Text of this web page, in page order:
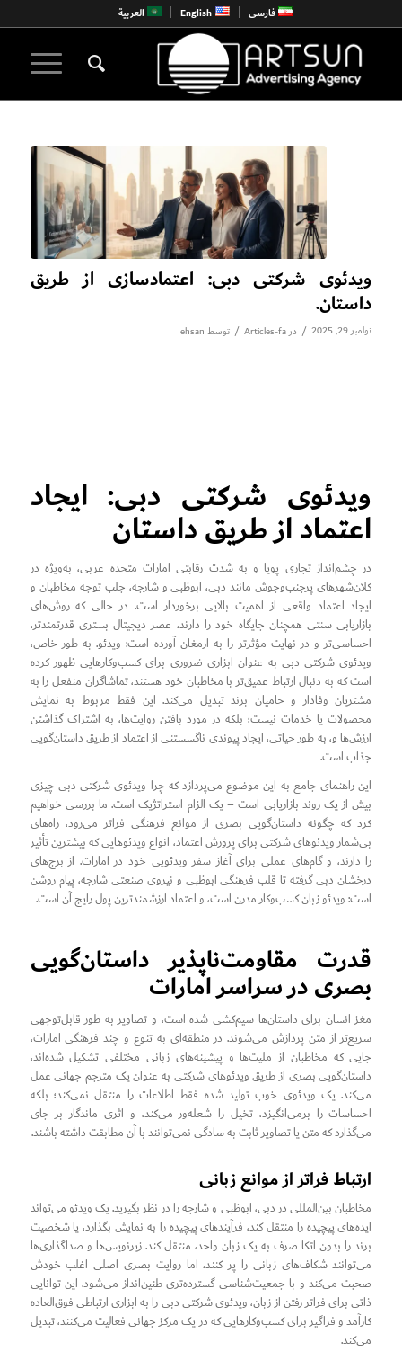
فارسی English العربية
ویدئوی شرکتی دبی: اعتمادسازی از طریق
داستان.
نوامبر 29, 2025 / درArticles-fa
/ توسط ehsan
ویدئوی شرکتی دبی: ایجاد
اعتماد از طریق داستان
در چشم‌انداز تجاری پویا و به شدت رقابتی امارات متحده عربی، به‌ویژه در
کلان‌شهرهای پرجنب‌وجوش مانند دبی، ابوظبی و شارجه، جلب توجه مخاطبان و
ایجاد اعتماد واقعی از اهمیت بالایی برخوردار است. در حالی که روش‌های
بازاریابی سنتی همچنان جایگاه خود را دارند، عصر دیجیتال بستری قدرتمندتر،
احساسی‌تر و در نهایت مؤثرتر را به ارمغان آورده است: ویدئو. به طور خاص،
ویدئوی شرکتی دبی به عنوان ابزاری ضروری برای کسب‌وکارهایی ظهور کرده
است که به دنبال ارتباط عمیق‌تر با مخاطبان خود هستند، تماشاگران منفعل را به
مشتریان وفادار و حامیان برند تبدیل می‌کند. این فقط مربوط به نمایش
محصولات یا خدمات نیست؛ بلکه در مورد بافتن روایت‌ها، به اشتراک گذاشتن
ارزش‌ها و، به طور حیاتی، ایجاد پیوندی ناگسستنی از اعتماد از طریق داستان‌گویی
جذاب است.
این راهنمای جامع به این موضوع می‌پردازد که چرا ویدئوی شرکتی دبی چیزی
بیش از یک روند بازاریابی است – یک الزام استراتژیک است. ما بررسی خواهیم
کرد که چگونه داستان‌گویی بصری از موانع فرهنگی فراتر می‌رود، راه‌های
بی‌شمار ویدئوهای شرکتی برای پرورش اعتماد، انواع ویدئوهایی که بیشترین تأثیر
را دارند، و گام‌های عملی برای آغاز سفر ویدئویی خود در امارات. از برج‌های
درخشان دبی گرفته تا قلب فرهنگی ابوظبی و نیروی صنعتی شارجه، پیام روشن
است: ویدئو زبان کسب‌وکار مدرن است، و اعتماد ارزشمندترین پول رایج آن است.
قدرت مقاومت‌ناپذیر داستان‌گویی
بصری در سراسر امارات
مغز انسان برای داستان‌ها سیم‌کشی شده است، و تصاویر به طور قابل‌توجهی
سریع‌تر از متن پردازش می‌شوند. در منطقه‌ای به تنوع و چند فرهنگی امارات،
جایی که مخاطبان از ملیت‌ها و پیشینه‌های زبانی مختلفی تشکیل شده‌اند،
داستان‌گویی بصری از طریق ویدئوهای شرکتی به عنوان یک مترجم جهانی عمل
می‌کند. یک ویدئوی خوب تولید شده فقط اطلاعات را منتقل نمی‌کند؛ بلکه
احساسات را برمی‌انگیزد، تخیل را شعله‌ور می‌کند، و اثری ماندگار بر جای
می‌گذارد که متن یا تصاویر ثابت به سادگی نمی‌توانند با آن مطابقت داشته باشند.
ارتباط فراتر از موانع زبانی
مخاطبان بین‌المللی در دبی، ابوظبی و شارجه را در نظر بگیرید. یک ویدئو می‌تواند
ایده‌های پیچیده را منتقل کند، فرآیندهای پیچیده را به نمایش بگذارد، یا شخصیت
برند را بدون اتکا صرف به یک زبان واحد، منتقل کند. زیرنویس‌ها و صداگذاری‌ها
می‌توانند شکاف‌های زبانی را پر کنند، اما روایت بصری اصلی اغلب خودش
صحبت می‌کند و با جمعیت‌شناسی گسترده‌تری طنین‌انداز می‌شود. این توانایی
ذاتی برای فراتر رفتن از زبان، ویدئوی شرکتی دبی را به ابزاری ارتباطی فوق‌العاده
کارآمد و فراگیر برای کسب‌وکارهایی که در یک مرکز جهانی فعالیت می‌کنند، تبدیل
می‌کند.